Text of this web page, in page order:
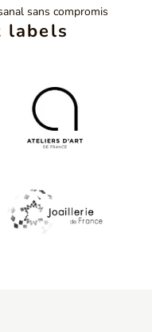
sans compromis
labels